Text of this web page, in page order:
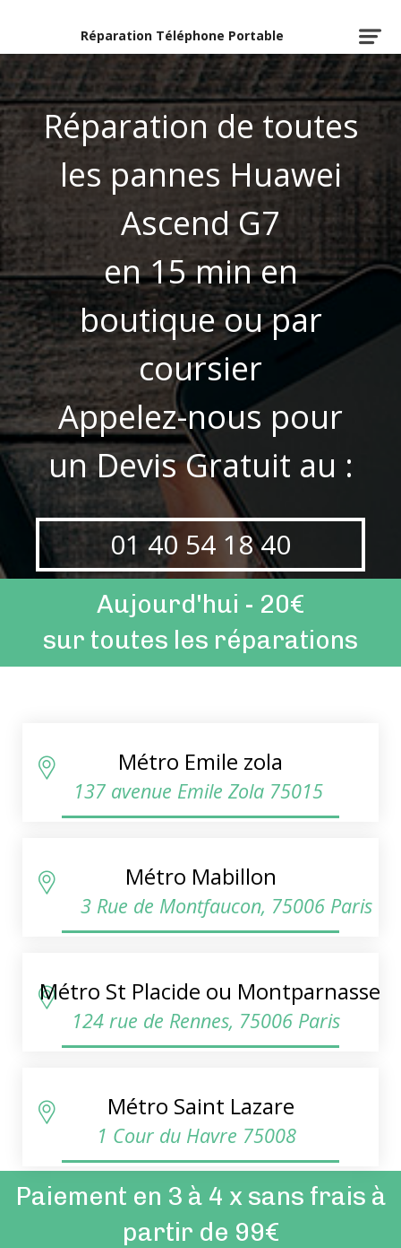
Réparation Téléphone Portable
Réparation de toutes
les pannes Huawei
Ascend G7
en 15 min en
boutique ou par
coursier
Appelez-nous pour
un Devis Gratuit au :
01 40 54 18 40
Aujourd'hui - 20€
sur toutes les réparations
Métro Emile zola
137 avenue Emile Zola 75015
Métro Mabillon
3 Rue de Montfaucon, 75006 Paris
Métro St Placide ou Montparnasse
124 rue de Rennes, 75006 Paris
Métro Saint Lazare
1 Cour du Havre 75008
Paiement en 3 à 4 x sans frais à
partir de 99€